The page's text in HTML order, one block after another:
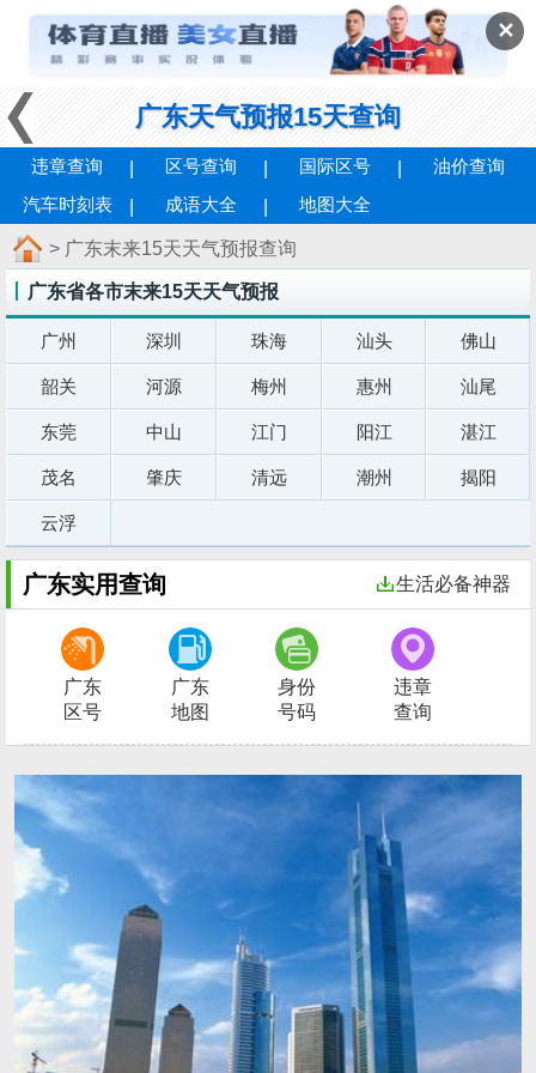
✕
广东天气预报15天查询
违章查询 区号查询 国际区号
油价查询
汽车时刻表
成语大全 地图大全
> 广东末来15天天气预报查询
广东省各市末来15天天气预报
广州 深圳 珠海 汕头 佛山
韶关 河源 梅州 惠州 汕尾
东莞 中山 江门 阳江 湛江
茂名 肇庆 清远 潮州 揭阳
云浮
广东实用查询 生活必备神器
广东
区号
广东
地图
身份
号码
违章
查询